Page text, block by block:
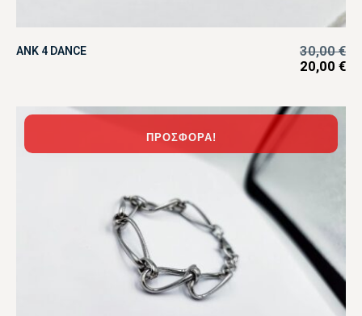
ANK 4 DANCE 30,00€
20,00 €
ΠΡΟΣΦΟΡΆ!